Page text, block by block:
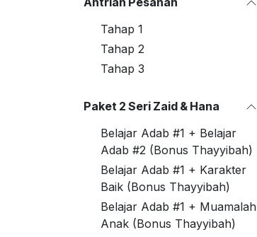
Tahap 1
Tahap 2
Tahap 3
Paket 2 Seri Zaid & Hana
Belajar Adab #1 + Belajar
Adab #2 (Bonus Thayyibah)
Belajar Adab #1 + Karakter
Baik (Bonus Thayyibah)
Belajar Adab #1 + Muamalah
Anak (Bonus Thayyibah)